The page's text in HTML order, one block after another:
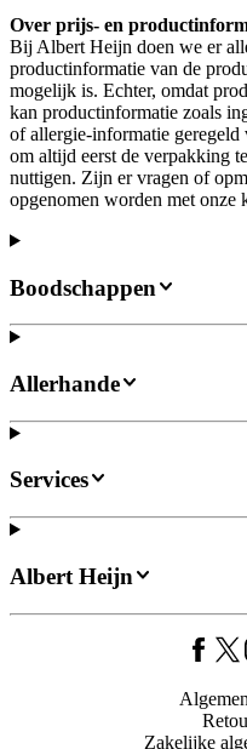
Over prijs- en
Bij Albert Heijn doen we er
productinformatie van de
mogelijk is. Echter, omdat
kan productinformatie zoals
of allergie-informatie geregeld
om altijd eerst de verpakking
nuttigen. Zijn er vragen of
opgenomen worden met onze
Boodschappen
Allerhande
Services
Albert Heijn
Zakelijke